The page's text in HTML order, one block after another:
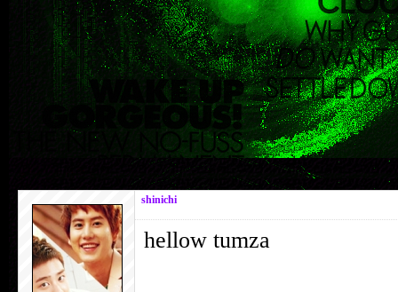
shinichi
hellow tumza